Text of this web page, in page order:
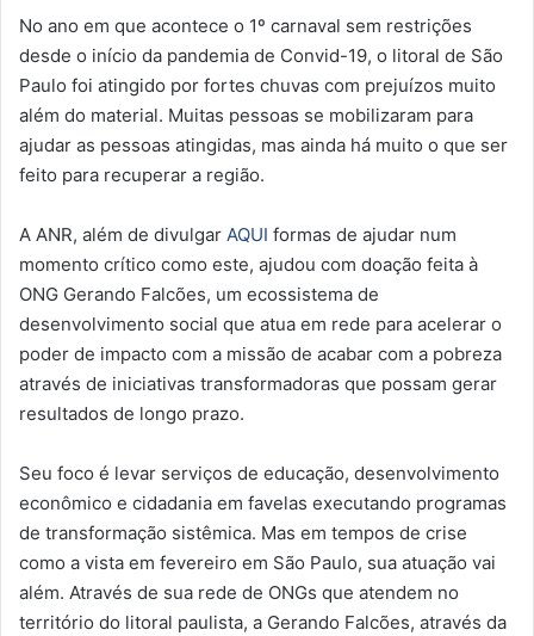
No ano em que acontece o 1º carnaval sem restrições
desde o início da pandemia de Convid-19, o litoral de São
Paulo foi atingido por fortes chuvas com prejuízos muito
além do material. Muitas pessoas se mobilizaram para
ajudar as pessoas atingidas, mas ainda há muito o que ser
feito para recuperar a região.
A ANR, além de divulgar AQUI formas de ajudar num
momento crítico como este, ajudou com doação feita à
ONG Gerando Falcões, um ecossistema de
desenvolvimento social que atua em rede para acelerar o
poder de impacto com a missão de acabar com a pobreza
através de iniciativas transformadoras que possam gerar
resultados de longo prazo.
Seu foco é levar serviços de educação, desenvolvimento
econômico e cidadania em favelas executando programas
de transformação sistêmica. Mas em tempos de crise
como a vista em fevereiro em São Paulo, sua atuação vai
além. Através de sua rede de ONGs que atendem no
território do litoral paulista, a Gerando Falcões, através da